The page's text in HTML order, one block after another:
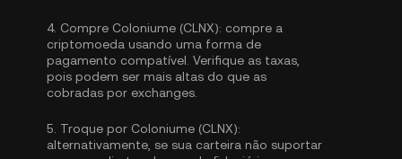
4. Compre Coloniume (CLNX): compre a
criptomoeda usando uma forma de
pagamento compatível. Verifique as taxas,
pois podem ser mais altas do que as
cobradas por exchanges.
5. Troque por Coloniume (CLNX):
alternativamente, se sua carteira não suportar